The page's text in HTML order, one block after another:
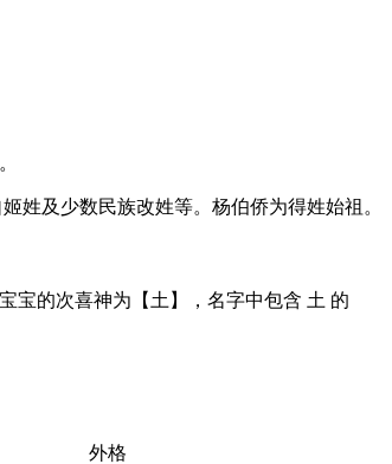
。
姓及少数民族改姓等。杨伯侨为得姓始祖。
宝的次喜神为【 土 】，名字中包含 土 的
外格